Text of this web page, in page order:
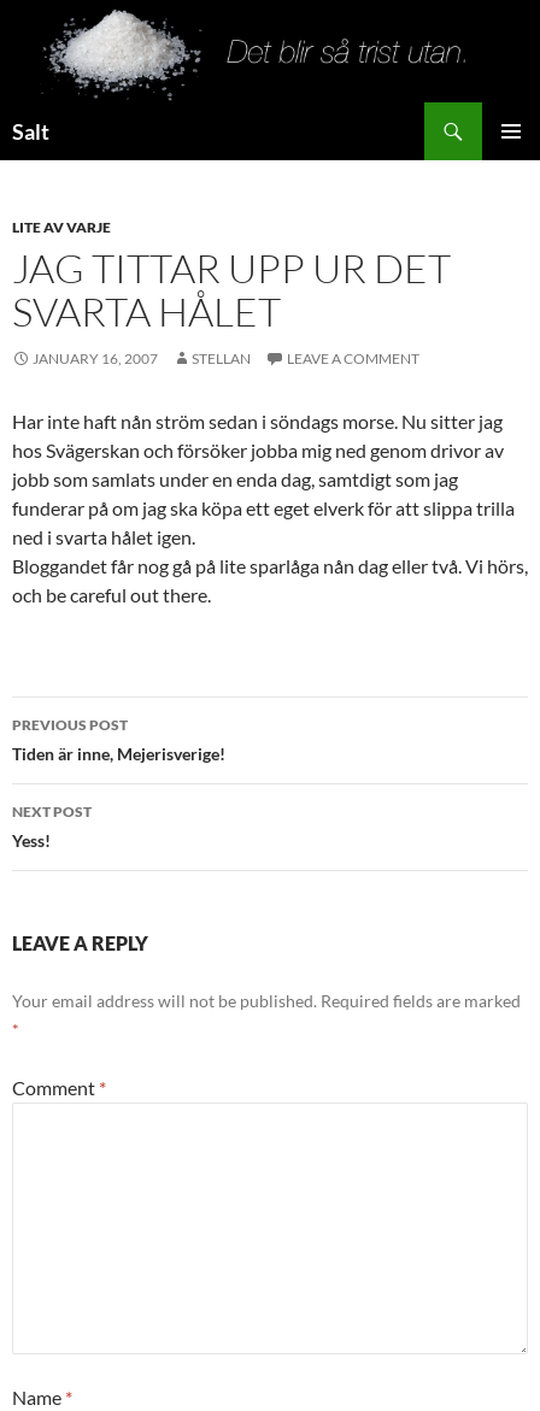
Salt
LITE AV VARJE
JAG TITTAR UPP UR DET
SVARTA HÅLET
JANUARY 16, 2007 STELLAN LEAVE A COMMENT
Har inte haft nån ström sedan i söndags morse. Nu sitter jag
hos Svägerskan och försöker jobba mig ned genom drivor av
jobb som samlats under en enda dag, samtdigt som jag
funderar på om jag ska köpa ett eget elverk för att slippa trilla
ned i svarta hålet igen.
Bloggandet får nog gå på lite sparlåga nån dag eller två. Vi hörs,
och be careful out there.
Post
navigation
PREVIOUS POST
Tiden är inne, Mejerisverige!
NEXT POST
Yess!
LEAVE A REPLY
Your email address will not be published. Required fields are marked
*
Comment *
Name *